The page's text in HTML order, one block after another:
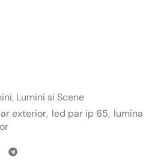
, Lumini si Scene
exterior, led par ip 65, lumina